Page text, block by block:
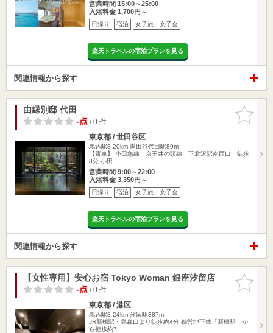
営業時間 15:00～25:00
入浴料金 1,700円～
日帰り 宿泊 女子旅・女子会
楽天トラベルの宿泊プランを見る
関連情報から探す
お気に入
りに追加
由縁別邸 代田
-点/ 0 件
東京都 / 世田谷区
馬込駅8.20km 世田谷代田駅89m
【電車】 小田急線 京王井の頭線 下北沢駅南西口 徒歩
8分 小田…
営業時間 9:00～22:00
入浴料金 3,350円～
日帰り 宿泊 女子旅・女子会
楽天トラベルの宿泊プランを見る
関連情報から探す
お気に入
りに追加
【女性専用】安心お宿 Tokyo Woman 銀座汐留店
-点/ 0 件
東京都 / 港区
馬込駅8.24km 汐留駅387m
JR新橋駅・烏森口より徒歩約4分 都営地下鉄「新橋駅」か
ら徒歩約7…